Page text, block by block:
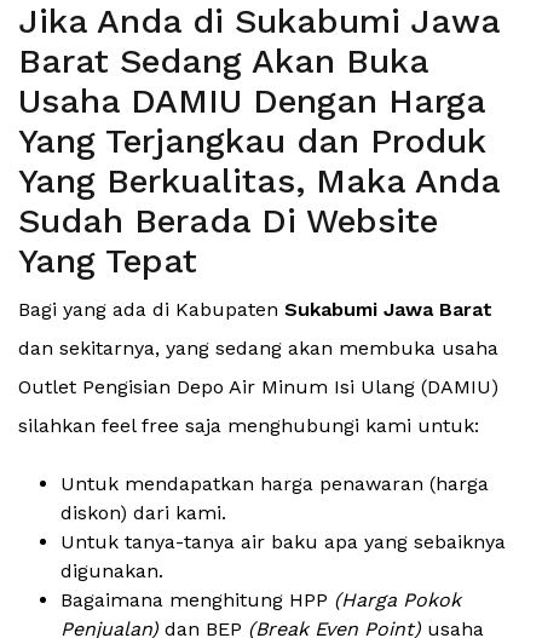
Jika Anda di Sukabumi Jawa
Barat Sedang Akan Buka
Usaha DAMIU Dengan Harga
Yang Terjangkau dan Produk
Yang Berkualitas, Maka Anda
Sudah Berada Di Website
Yang Tepat
Bagi yang ada di Kabupaten Sukabumi Jawa Barat
dan sekitarnya, yang sedang akan membuka usaha
Outlet Pengisian Depo Air Minum Isi Ulang (DAMIU)
silahkan feel free saja menghubungi kami untuk:
Untuk mendapatkan harga penawaran (harga
diskon) dari kami.
Untuk tanya-tanya air baku apa yang sebaiknya
digunakan.
Bagaimana menghitung HPP (Harga Pokok
Penjualan) dan BEP (Break Even Point) usaha